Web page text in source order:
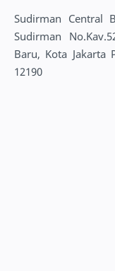
Sudirman Central
Sudirman
Baru, Kota Jakarta
12190